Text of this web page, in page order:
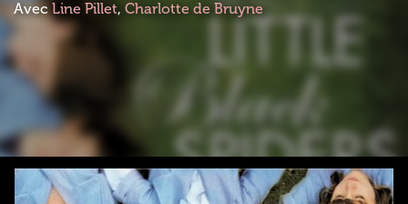
AvecLine Pillet, Charlotte de Bruyne